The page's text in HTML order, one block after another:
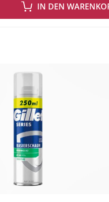
IN DEN